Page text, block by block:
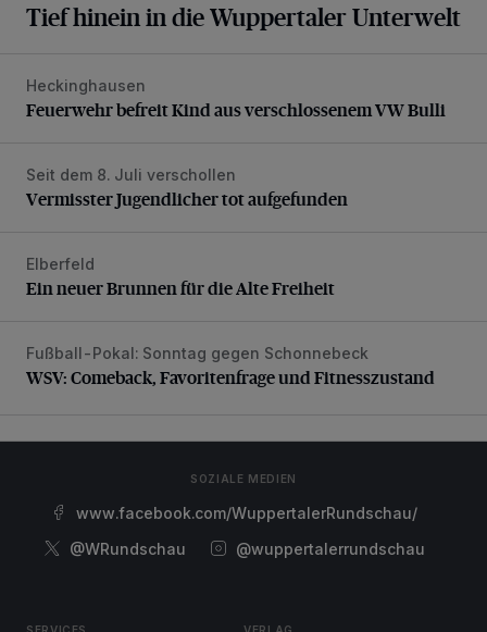
Tief hinein in die Wuppertaler Unterwelt
Feuerwehr befreit Kind aus verschlossenem VW Bulli
Heckinghausen
Feuerwehr befreit Kind aus verschlossenem VW Bulli
Vermisster Jugendlicher tot aufgefunden
Seit dem 8. Juli verschollen
Vermisster Jugendlicher tot aufgefunden
Ein neuer Brunnen für die Alte Freiheit
Elberfeld
Ein neuer Brunnen für die Alte Freiheit
WSV: Comeback, Favoritenfrage und Fitnesszustand
Fußball-Pokal: Sonntag gegen Schonnebeck
WSV: Comeback, Favoritenfrage und Fitnesszustand
SOZIALE MEDIEN
www.facebook.com/WuppertalerRundschau/
@WRundschau
@wuppertalerrundschau